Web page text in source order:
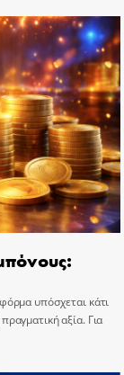
υπόσχεται κάτι
αξία. Για